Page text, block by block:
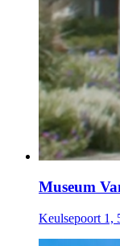
Museum
Keulsepoort 1,